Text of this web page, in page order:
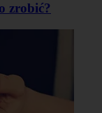
zrobić?